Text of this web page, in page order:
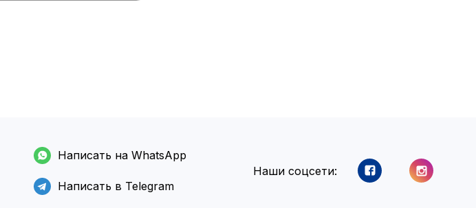
Написать на WhatsApp
Написать в Telegram
Наши соцсети: